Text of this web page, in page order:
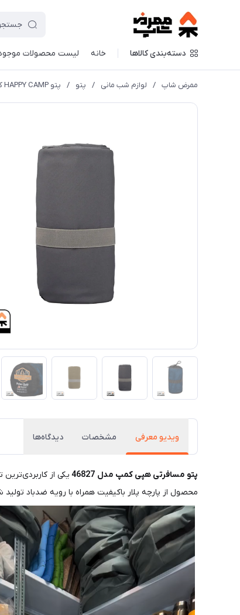
دسته‌بندی کالاها خانه لیست محصولات
ممرض شاپ / لوازم شب مانی / پتو / پتو HAPPY CAMP کد 46827
ویدیو معرفی مشخصات دیدگاه‌ها
پتو مسافرتی هپی کمپ مدل 46827
یکی از
محصول از پارچه پلار باکیفیت همراه با رویه ضدباد